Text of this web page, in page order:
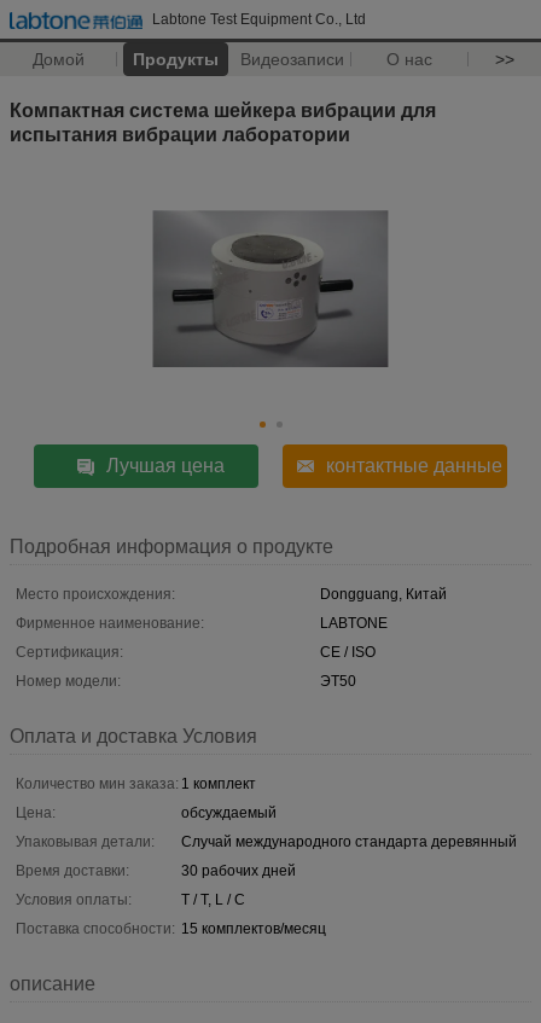
Labtone Test Equipment Co., Ltd
Домой Продукты Видеозаписи О нас >>
Компактная система шейкера вибрации для
испытания вибрации лаборатории
Лучшая цена контактные данные
Подробная информация о продукте
Место происхождения:
Dongguang, Китай
Фирменное наименование:
LABTONE
Сертификация:
CE / ISO
Номер модели:
ЭТ50
Оплата и доставка Условия
Количество мин заказа: 1 комплект
Цена:
обсуждаемый
Упаковывая детали:
Случай международного стандарта деревянный
Время доставки:
30 рабочих дней
Условия оплаты:
T / T, L / C
Поставка способности: 15 комплектов/месяц
описание